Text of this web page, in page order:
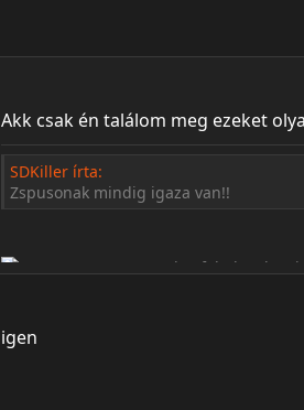
Akk csak én találom meg ezeket
SDKiller írta:
Zspusonak mindig igaza van!!
igen